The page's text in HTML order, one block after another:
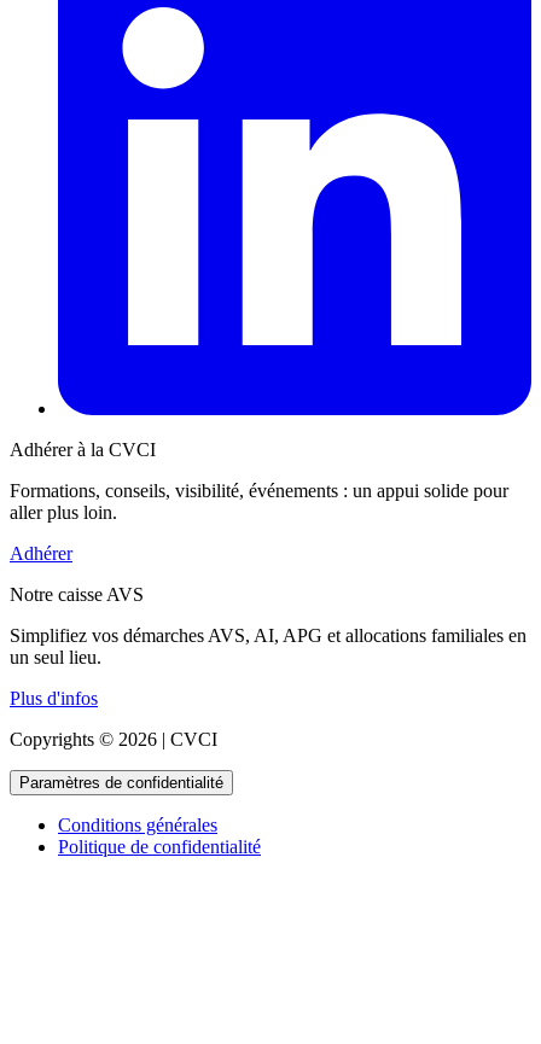
Adhérer à la CVCI
Formations, conseils, visibilité, événements : un appui solide pour
aller plus loin.
Adhérer
Notre caisse AVS
Simplifiez vos démarches AVS, AI, APG et allocations familiales en
un seul lieu.
Plus d'infos
Copyrights © 2026 | CVCI
Paramètres de confidentialité
Conditions générales
Politique de confidentialité